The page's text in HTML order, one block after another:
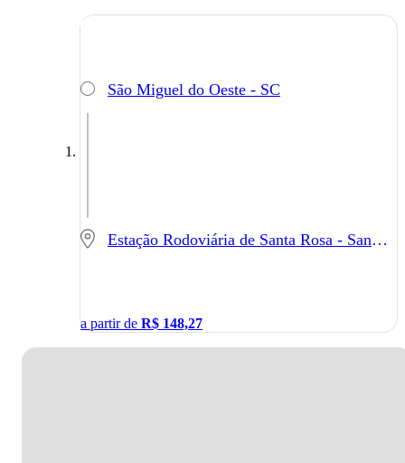
São Miguel do Oeste - SC
Estação Rodoviária de Santa Rosa - Santa Rosa - RS
a partir de R$ 148,27